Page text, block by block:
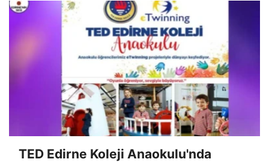
TED Edirne Koleji Anaokulu'nda